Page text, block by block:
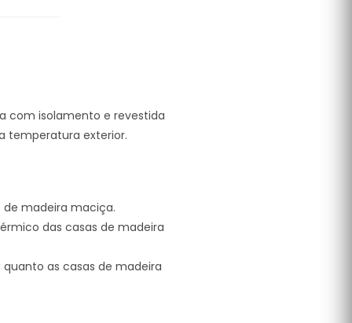
com isolamento e revestida
temperatura exterior.
madeira maciça.
das casas de madeira
as casas de madeira